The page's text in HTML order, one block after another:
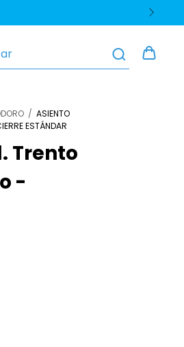
Pisos y Revestimientos
/ ASIENTO
ESTÁNDAR
Trento
-